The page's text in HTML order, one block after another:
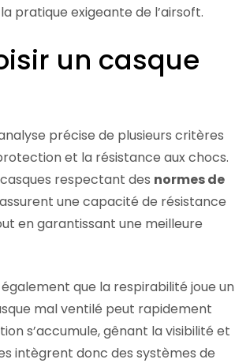
pratique exigeante de l’airsoft.
un casque
précise de plusieurs critères
et la résistance aux chocs.
respectant des normes de
une capacité de résistance
en garantissant une meilleure
que la respirabilité joue un
mal ventilé peut rapidement
s’accumule, gênant la visibilité et
intègrent donc des systèmes de